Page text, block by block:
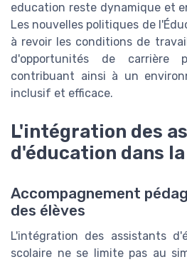
education reste dynamique et
Les nouvelles politiques de
à revoir les conditions de
d'opportunités de carrière
contribuant ainsi à un
inclusif et efficace.
L'intégration des
d'éducation dans
Accompagnement
des élèves
L'intégration des assistants
scolaire ne se limite pas au